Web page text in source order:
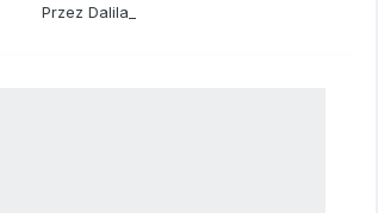
Przez Dalila_